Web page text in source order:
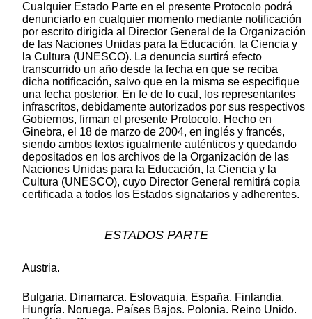
Cualquier Estado Parte en el presente Protocolo podrá
denunciarlo en cualquier momento mediante notificación
por escrito dirigida al Director General de la Organización
de las Naciones Unidas para la Educación, la Ciencia y
la Cultura (UNESCO). La denuncia surtirá efecto
transcurrido un año desde la fecha en que se reciba
dicha notificación, salvo que en la misma se especifique
una fecha posterior. En fe de lo cual, los representantes
infrascritos, debidamente autorizados por sus respectivos
Gobiernos, firman el presente Protocolo. Hecho en
Ginebra, el 18 de marzo de 2004, en inglés y francés,
siendo ambos textos igualmente auténticos y quedando
depositados en los archivos de la Organización de las
Naciones Unidas para la Educación, la Ciencia y la
Cultura (UNESCO), cuyo Director General remitirá copia
certificada a todos los Estados signatarios y adherentes.
ESTADOS PARTE
Austria.
Bulgaria. Dinamarca. Eslovaquia. España. Finlandia.
Hungría. Noruega. Países Bajos. Polonia. Reino Unido.